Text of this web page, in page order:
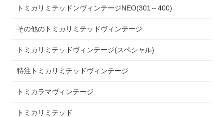
トミカリミテッドンヴィンテージNEO(301～400)
その他のトミカリミテッドヴィンテージ
トミカリミテッドヴィンテージ(スペシャル)
特注トミカリミテッドヴィンテージ
トミカラマヴィンテージ
トミカリミテッド